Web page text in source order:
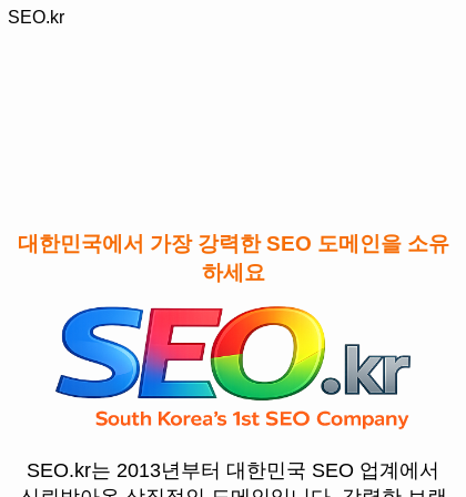
SEO.kr
대한민국에서 가장 강력한 SEO 도메인을 소유
하세요
SEO.kr는 2013년부터 대한민국 SEO 업계에서